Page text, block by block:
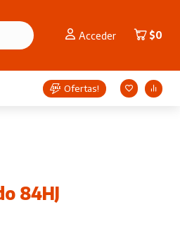
Acceder $0
Ofertas!
84HJ